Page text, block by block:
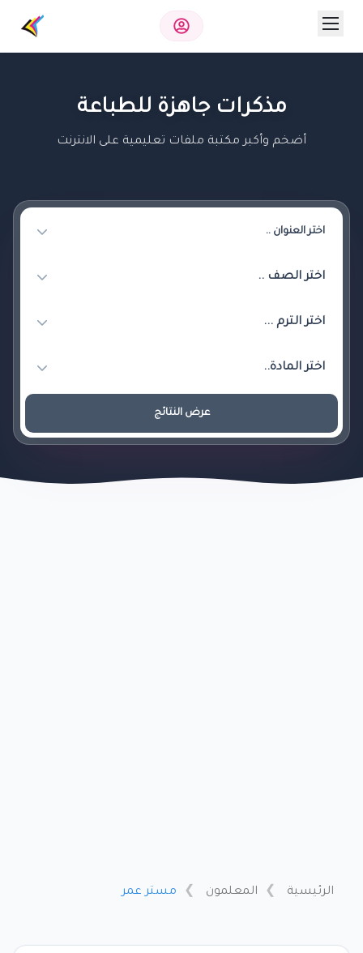
مذكرات جاهزة للطباعة
أضخم وأكبر مكتبة ملفات تعليمية على الانترنت
عرض النتائج
الرئيسية المعلمون مستر عمر